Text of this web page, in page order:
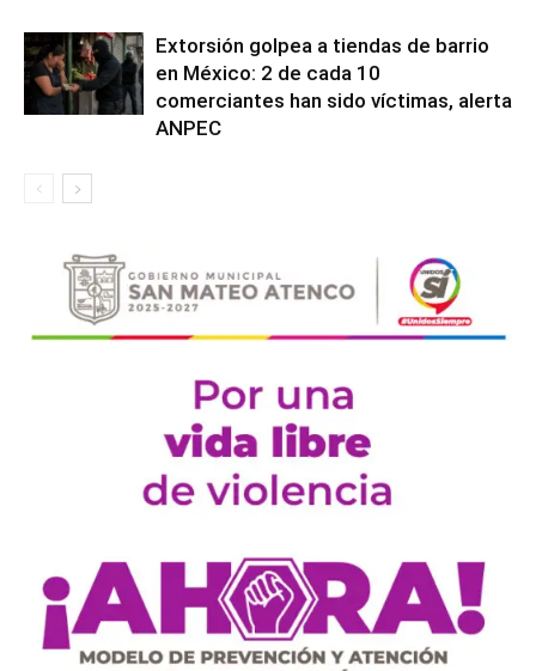
Extorsión golpea a tiendas de barrio
en México: 2 de cada 10
comerciantes han sido víctimas, alerta
ANPEC